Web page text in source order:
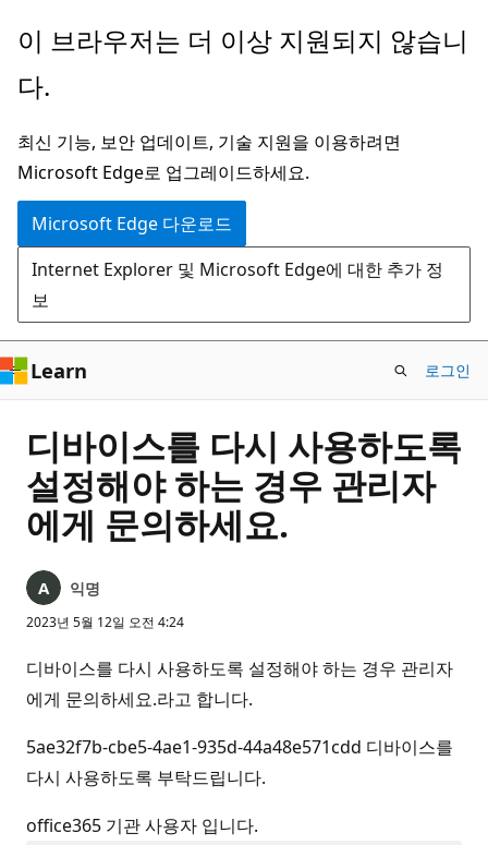
주
콘
츠
로
건
너
뛰
기
이 브라우저는 더 이상 지원되지 않습니
다.
최신 기능, 보안 업데이트, 기술 지원을 이용하려면
Microsoft Edge로 업그레이드하세요.
Microsoft Edge 다운로드
Internet Explorer 및 Microsoft Edge에 대한 추가 정
보
Learn 로그인
디바이스를 다시 사용하도록
설정해야 하는 경우 관리자
에게 문의하세요.
익명
2023년 5월 12일 오전 4:24
디바이스를 다시 사용하도록 설정해야 하는 경우 관리자
에게 문의하세요.라고 합니다.
5ae32f7b-cbe5-4ae1-935d-44a48e571cdd 디바이스를
다시 사용하도록 부탁드립니다.
office365 기관 사용자 입니다.